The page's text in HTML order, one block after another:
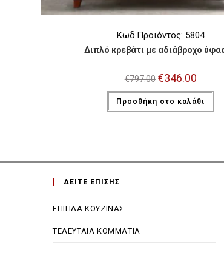
Κωδ.Προϊόντος: 5804
Διπλό κρεβάτι με αδιάβροχο
€797.00 Original
price
was:
€797.00.
€346.00Η
τιμή
είναι:
€346.00.
Προσθήκη στο καλάθι
ΔΕΙΤΕ ΕΠΙΣΗΣ
ΕΠΙΠΛΑ ΚΟΥΖΙΝΑΣ
ΤΕΛΕΥΤΑΙΑ ΚΟΜΜΑΤΙΑ